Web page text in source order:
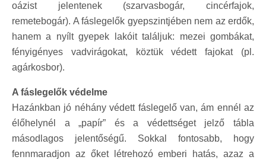
oázist jelentenek (szarvasbogár, cincérfajok,
remetebogár). A fáslegelők gyepszintjében nem az erdők,
hanem a nyílt gyepek lakóit találjuk: mezei gombákat,
fényigényes vadvirágokat, köztük védett fajokat (pl.
agárkosbor).
A fáslegelők védelme
Hazánkban jó néhány védett fáslegelő van, ám ennél az
élőhelynél a „papír” és a védettséget jelző tábla
másodlagos jelentőségű. Sokkal fontosabb, hogy
fennmaradjon az őket létrehozó emberi hatás, azaz a